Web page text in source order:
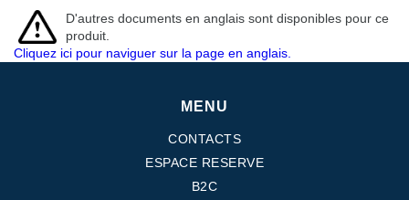
D'autres documents en anglais sont disponibles pour ce
produit.
Cliquez ici pour naviguer sur la page en anglais.
MENU
CONTACTS
ESPACE RESERVE
B2C